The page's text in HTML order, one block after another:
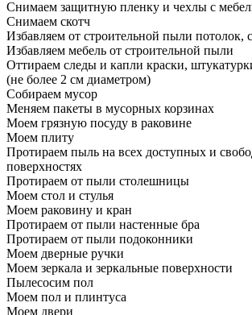
Снимаем защитную пленку и чехлы с
Снимаем скотч
Избавляем от строительной пыли потолок,
Избавляем мебель от строительной пыли
Оттираем следы и капли краски,
(не более 2 см диаметром)
Собираем мусор
Меняем пакеты в мусорных корзинах
Моем грязную посуду в раковине
Моем плиту
Протираем пыль на всех доступных и
поверхностях
Протираем от пыли столешницы
Моем стол и стулья
Моем раковину и кран
Протираем от пыли настенные бра
Протираем от пыли подоконники
Моем дверные ручки
Моем зеркала и зеркальные поверхности
Пылесосим пол
Моем пол и плинтуса
Моем двери